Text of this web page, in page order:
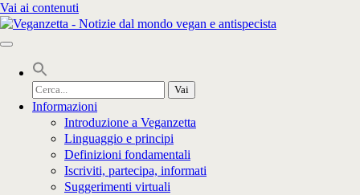
Vai ai contenuti
Cerca
per:
Informazioni
Introduzione a Veganzetta
Linguaggio e principi
Definizioni fondamentali
Iscriviti, partecipa, informati
Suggerimenti virtuali